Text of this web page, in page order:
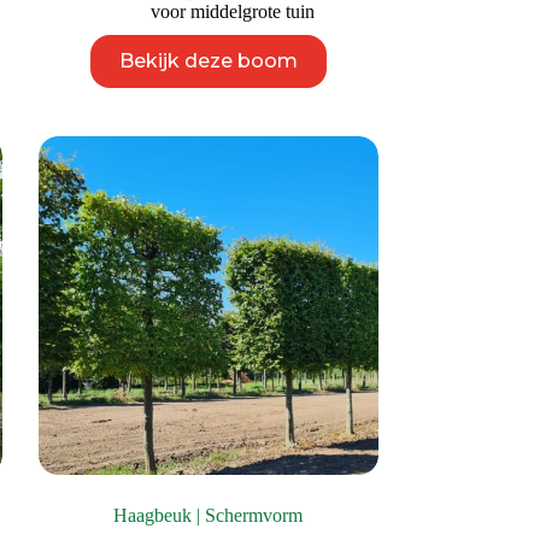
voor middelgrote tuin
Bekijk deze boom
product
heeft
gekozen
worden
op
de
productpagina
Haagbeuk | Schermvorm